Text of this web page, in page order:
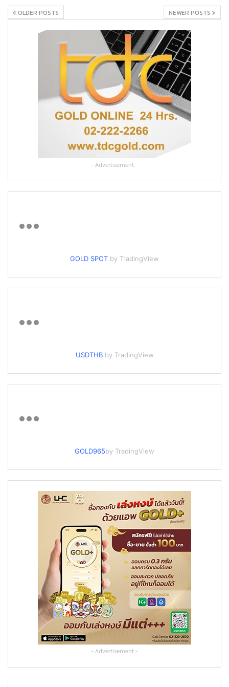
OLDER POSTS NEWER POSTS
- Advertisement -
GOLD SPOT by TradingView
USDTHB by TradingView
GOLD965by TradingView
- Advertisement -